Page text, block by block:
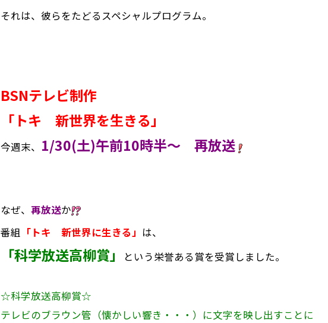
それは、彼らをたどるスペシャルプログラム。
BSNテレビ制作
「トキ 新世界を生きる」
今週末、 1/30(土)午前10時半～ 再放送
なぜ、 再放送か
番組 「トキ 新世界に生きる」 は、
「科学放送高柳賞」 という栄誉ある賞を受賞しました。
☆科学放送高柳賞☆
テレビのブラウン管（懐かしい響き・・・）に文字を映し出すことに